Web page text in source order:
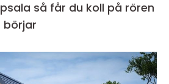
på rören
börjar